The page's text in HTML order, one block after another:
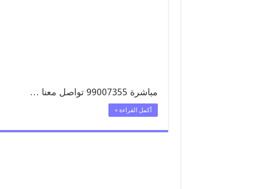
مباشرة 99007355 تواصل معنا …
أكمل القراءة »